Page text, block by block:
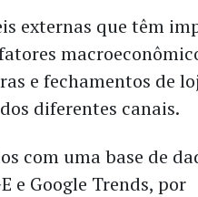
externas que têm
e fechamentos de
diferentes canais.
com uma base de
e Google Trends, por